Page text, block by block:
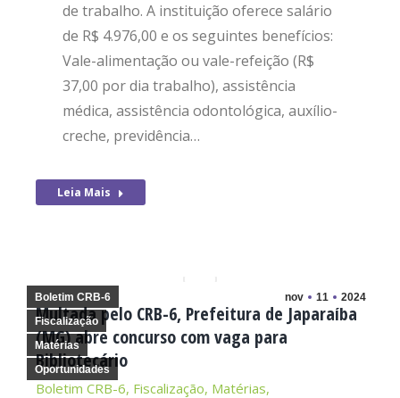
de trabalho. A instituição oferece salário
de R$ 4.976,00 e os seguintes benefícios:
Vale-alimentação ou vale-refeição (R$
37,00 por dia trabalho), assistência
médica, assistência odontológica, auxílio-
creche, previdência…
Leia Mais
nov 11 2024
Boletim CRB-6
Fiscalização
Matérias
Oportunidades
Multada pelo CRB-6, Prefeitura de Japaraíba
(MG) abre concurso com vaga para
Bibliotecário
Boletim CRB-6, Fiscalização, Matérias,